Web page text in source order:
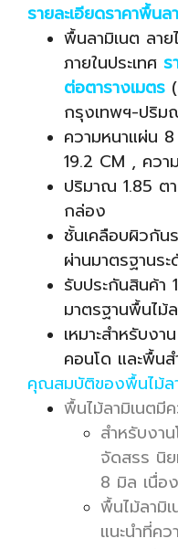
รายละเอียดราคาพื้นล
พื้นลามิเนต ลา
ภายในประเทศ
ต่อตารางเมตร
กรุงเทพฯ-ปริม
ความหนาแผ่น
19.2 CM , ควา
ปริมาณ 1.85 ต
กล่อง
ชั้นเคลือบผิวกั
ผ่านมาตรฐานร
รับประกันสินค้า
มาตรฐานพื้นไม้
เหมาะสำหรับ
คอนโด และพื้น
คุณสมบัติของพื้นไม้ล
พื้นไม้ลามิเนตมี
สำหรับงา
จัดสรร นิย
8 มิล เนื่อ
พื้นไม้ลามิ
แนะนำที่ค